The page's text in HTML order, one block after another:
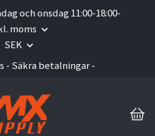
och onsdag 11:00-18:00-
moms
SEK
- Säkra betalningar -